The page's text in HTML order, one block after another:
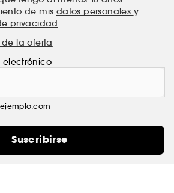
de mis datos personales y
privacidad.
la oferta
electrónico
Suscribirse